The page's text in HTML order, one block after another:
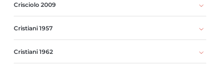
Crisciolo 2009
Cristiani 1957
Cristiani 1962